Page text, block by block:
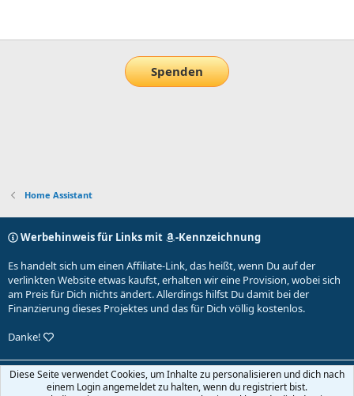
Spenden
Home Assistant
Werbehinweis für Links mit
-Kennzeichnung
Es handelt sich um einen Affiliate-Link, das heißt, wenn Du auf der
verlinkten Website etwas kaufst, erhalten wir eine Provision, wobei sich
am Preis für Dich nichts ändert. Allerdings hilfst Du damit bei der
Finanzierung dieses Projektes und das für Dich völlig kostenlos.
Danke!
Default-Theme
Diese Seite verwendet Cookies, um Inhalte zu personalisieren und dich nach
einem Login angemeldet zu halten, wenn du registriert bist.